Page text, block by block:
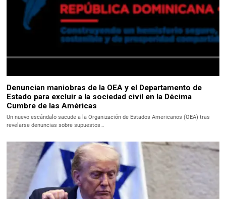
Denuncian maniobras de la OEA y el Departamento de
Estado para excluir a la sociedad civil en la Décima
Cumbre de las Américas
Un nuevo escándalo sacude a la Organización de Estados Americanos (OEA) tras
revelarse denuncias sobre supuestos…